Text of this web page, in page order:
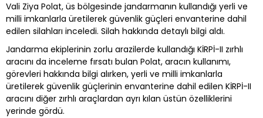
Vali Ziya Polat, üs bölgesinde jandarmanın kullandığı yerli ve
milli imkanlarla üretilerek güvenlik güçleri envanterine dahil
edilen silahları inceledi. Silah hakkında detaylı bilgi aldı.
Jandarma ekiplerinin zorlu arazilerde kullandığı KİRPİ-II zırhlı
aracını da inceleme fırsatı bulan Polat, aracın kullanımı,
görevleri hakkında bilgi alırken, yerli ve milli imkanlarla
üretilerek güvenlik güçlerinin envanterine dahil edilen KİRPİ-II
aracını diğer zırhlı araçlardan ayrı kılan üstün özelliklerini
yerinde gördü.